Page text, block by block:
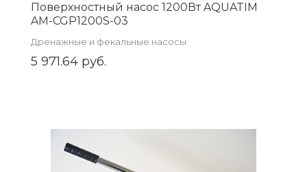
Поверхностный насос 1200Вт AQUATIM
AM-CGP1200S-03
Дренажные и фекальные насосы
5 971.64 руб.